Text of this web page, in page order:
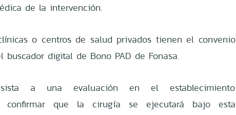
de la intervención.
o centros de salud privados tienen el convenio
digital de Bono PAD de Fonasa.
a una evaluación en el establecimiento
confirmar que la cirugía se ejecutará bajo esta